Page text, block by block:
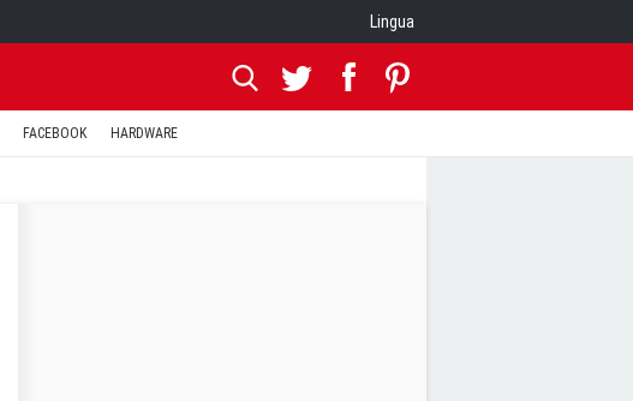
Lingua
FACEBOOK HARDWARE